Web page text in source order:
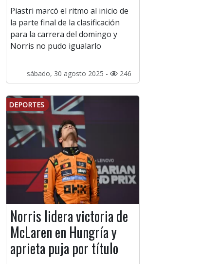
Piastri marcó el ritmo al inicio de
la parte final de la clasificación
para la carrera del domingo y
Norris no pudo igualarlo
sábado, 30 agosto 2025 - 246
DEPORTES
Norris lidera victoria de
McLaren en Hungría y
aprieta puja por título